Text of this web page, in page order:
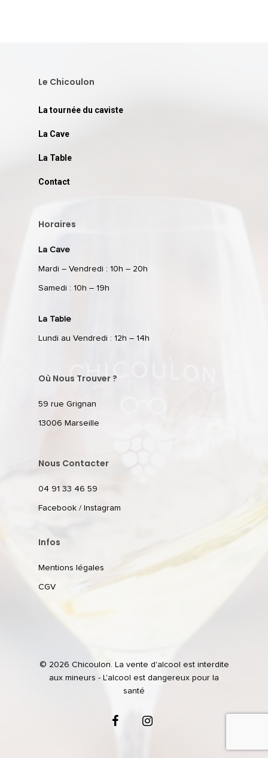
Le Chicoulon
La tournée du caviste
La Cave
La Table
Contact
Horaires
La Cave
Mardi – Vendredi : 10h – 20h
Samedi : 10h – 19h
La Table
Lundi au Vendredi : 12h – 14h
Où Nous Trouver ?
59 rue Grignan
13006 Marseille
Nous Contacter
04 91 33 46 59
Facebook / Instagram
Infos
Mentions légales
CGV
© 2026 Chicoulon. La vente d'alcool est interdite
aux mineurs - L'alcool est dangereux pour la
santé